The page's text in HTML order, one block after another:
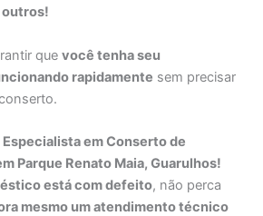
outros!
quevocê tenha seu
rapidamente sem precisar
em Conserto de
Parque Renato Maia, Guarulhos!
está com defeito, não perca
mesmo um atendimento técnico